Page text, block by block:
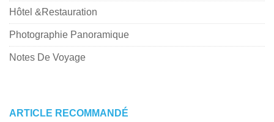
Hôtel &Restauration
Photographie Panoramique
Notes De Voyage
ARTICLE RECOMMANDÉ